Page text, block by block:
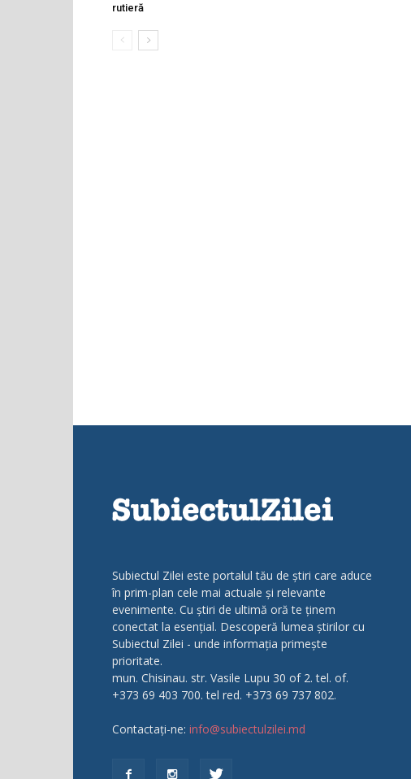
rutieră
Subiectul Zilei este portalul tău de știri care aduce
în prim-plan cele mai actuale și relevante
evenimente. Cu știri de ultimă oră te ținem
conectat la esențial. Descoperă lumea știrilor cu
Subiectul Zilei - unde informația primește
prioritate.
mun. Chisinau. str. Vasile Lupu 30 of 2. tel. of.
+373 69 403 700. tel red. +373 69 737 802.
Contactați-ne: info@subiectulzilei.md